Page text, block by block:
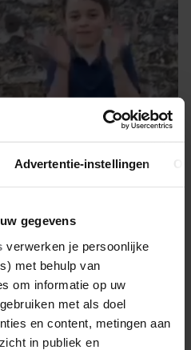
Advertentie-instellingen
gegevens
verwerken je persoonlijke
met behulp van
om informatie op uw
met als doel
en content, metingen aan
in publiek en
BREKEN MET
in hoog tempo